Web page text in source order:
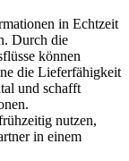
in Echtzeit
Durch die
können
die Lieferfähigkeit
und schafft
nutzen,
in einem